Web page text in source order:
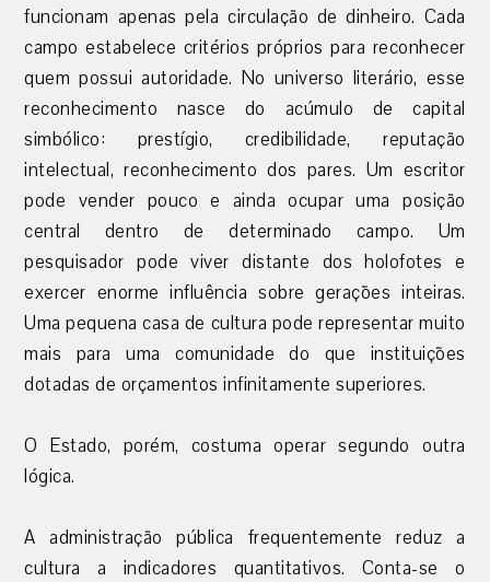
funcionam apenas pela circulação de dinheiro. Cada
campo estabelece critérios próprios para reconhecer
quem possui autoridade. No universo literário, esse
reconhecimento nasce do acúmulo de capital
simbólico: prestígio, credibilidade, reputação
intelectual, reconhecimento dos pares. Um escritor
pode vender pouco e ainda ocupar uma posição
central dentro de determinado campo. Um
pesquisador pode viver distante dos holofotes e
exercer enorme influência sobre gerações inteiras.
Uma pequena casa de cultura pode representar muito
mais para uma comunidade do que instituições
dotadas de orçamentos infinitamente superiores.
O Estado, porém, costuma operar segundo outra
lógica.
A administração pública frequentemente reduz a
cultura a indicadores quantitativos. Conta-se o